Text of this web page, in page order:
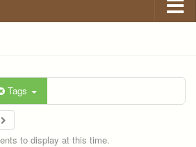
Tags
to display at this time.